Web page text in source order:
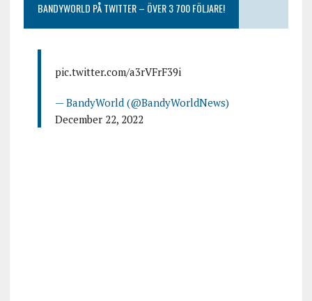
BANDYWORLD PÅ TWITTER – ÖVER 3 700 FÖLJARE!
pic.twitter.com/a3rVFrF39i
— BandyWorld (@BandyWorldNews)
December 22, 2022